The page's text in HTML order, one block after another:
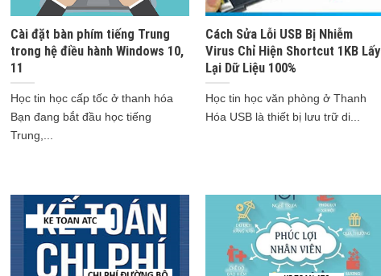
Cài đặt bàn phím tiếng Trung
trong hệ điều hành Windows 10,
11
Học tin học cấp tốc ở thanh hóa
Bạn đang bắt đầu học tiếng
Trung,...
Cách Sửa Lỗi USB Bị Nhiễm
Virus Chỉ Hiện Shortcut 1KB Lấy
Lại Dữ Liệu 100%
Học tin học văn phòng ở Thanh
Hóa USB là thiết bị lưu trữ di...